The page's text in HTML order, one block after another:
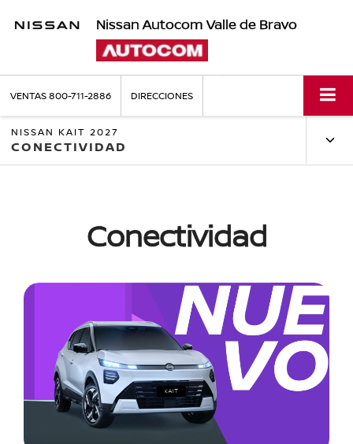
Nissan Autocom Valle de Bravo
VENTAS800-711-2886 DIRECCIONES
NISSAN KAIT 2027
CONECTIVIDAD
Conectividad